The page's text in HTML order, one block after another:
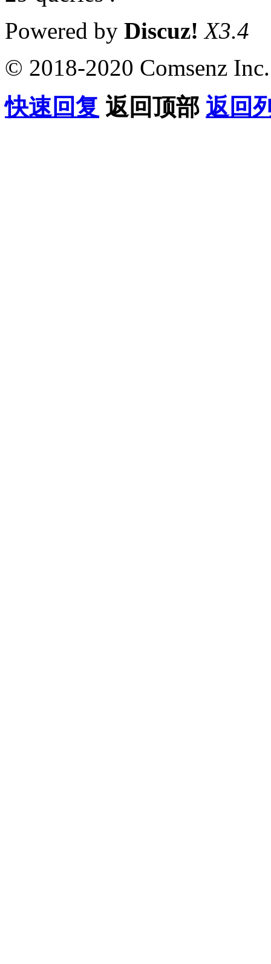
Powered by Discuz! X3.4
© 2018-2020 Comsenz Inc.
快速回复 返回顶部 返回